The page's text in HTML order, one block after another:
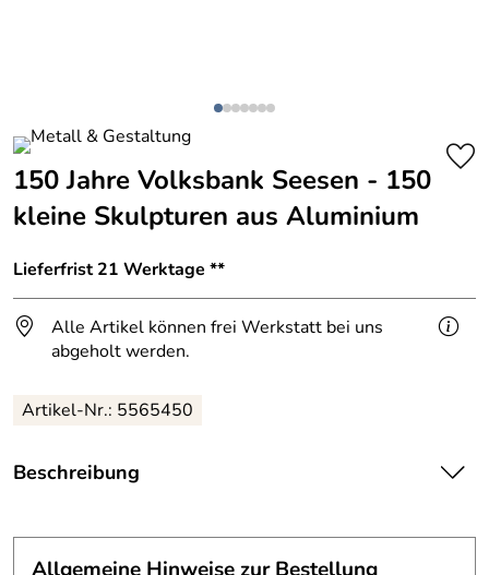
150 Jahre Volksbank Seesen - 150
kleine Skulpturen aus Aluminium
Lieferfrist 21 Werktage **
Alle Artikel können frei Werkstatt bei uns
abgeholt werden.
Artikel-Nr.: 5565450
Beschreibung
Allgemeine Hinweise zur Bestellung